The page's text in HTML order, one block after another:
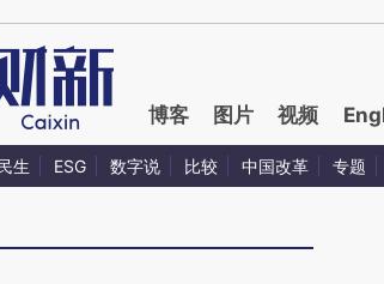
博客 图片 视频
生 ESG 数字说 比较 中国改革 专题